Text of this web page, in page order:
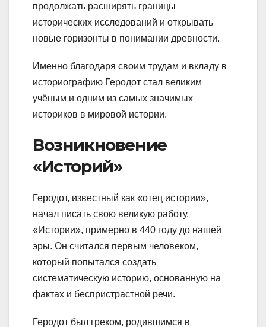
продолжать расширять границы
исторических исследований и открывать
новые горизонты в понимании древности.
Именно благодаря своим трудам и вкладу в
историографию Геродот стал великим
учёным и одним из самых значимых
историков в мировой истории.
Возникновение
«Историй»
Геродот, известный как «отец истории»,
начал писать свою великую работу,
«Истории», примерно в 440 году до нашей
эры. Он считался первым человеком,
который попытался создать
систематическую историю, основанную на
фактах и беспристрастной речи.
Геродот был греком, родившимся в